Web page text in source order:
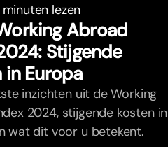
lezen
Abroad
Stijgende
in Europa
inzichten uit de Working
2024, stijgende kosten in
wat dit voor u betekent.